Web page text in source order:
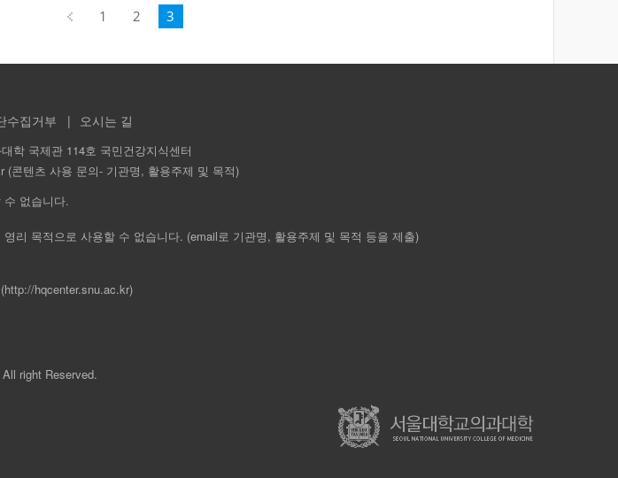
페
이
의
1 2 3
수집거부 오시는 길
학 국제관 114호 국민건강지식센터
(콘텐츠 사용 문의- 기관명, 활용주제 및 목적)
없습니다.
리 목적으로 사용할 수 없습니다. (email로 기관명, 활용주제 및 목적 등을 제출)
hqcenter.snu.ac.kr)
right Reserved.